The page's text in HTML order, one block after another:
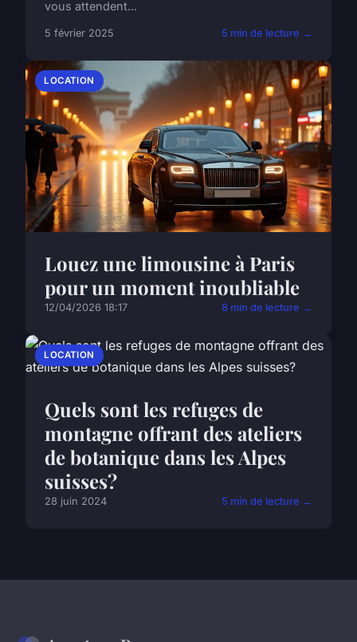
vous attendent...
5 février 2025 5 min de lecture →
LOCATION
Louez une limousine à Paris
pour un moment inoubliable
12/04/2026 18:17 8 min de lecture →
LOCATION
Quels sont les refuges de
montagne offrant des ateliers
de botanique dans les Alpes
suisses?
28 juin 2024 5 min de lecture →